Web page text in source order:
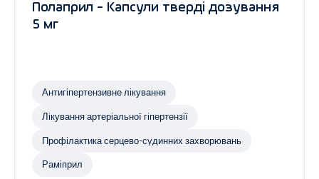
Полаприл - Капсули тверді дозування
5 мг
Антигіпертензивне лікування
Лікування артеріальної гіпертензії
Профілактика серцево-судинних захворювань
Раміприл